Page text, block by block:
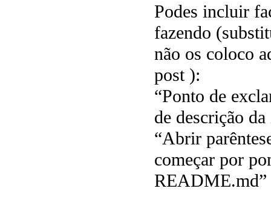
Podes incluir
fazendo
não os coloco
post ):
“Ponto de
de descrição
“Abrir
começar por
README.md”